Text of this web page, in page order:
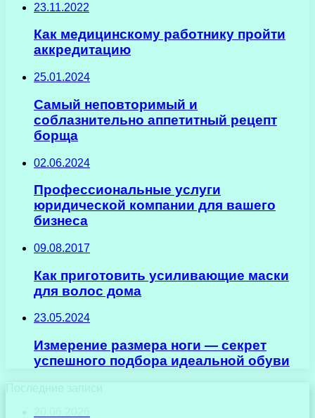
23.11.2022
Как медицинскому работнику пройти
аккредитацию
25.01.2024
Самый неповторимый и
соблазнительно аппетитный рецепт
борща
02.06.2024
Профессиональные услуги
юридической компании для вашего
бизнеса
09.08.2017
Как приготовить усиливающие маски
для волос дома
23.05.2024
Измерение размера ноги — секрет
успешного подбора идеальной обуви
Последние записи